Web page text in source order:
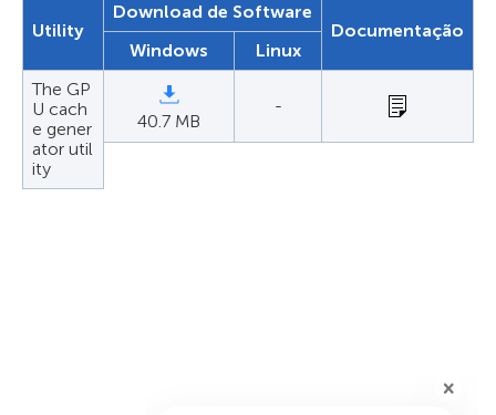
Utility
Download de Software
Documentação
Windows
Linux
The GP
U cach
e gener
ator util
ity
40.7 MB
-